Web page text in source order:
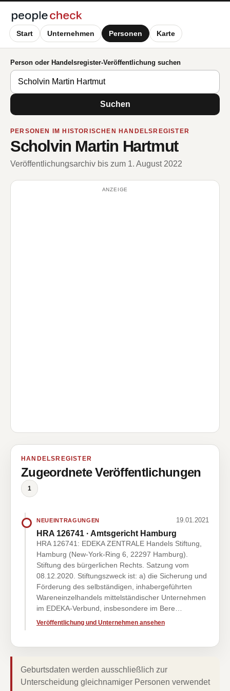
Start Unternehmen Personen Karte
Person oder Handelsregister-Veröffentlichung suchen
Suchen
PERSONEN IM HISTORISCHEN HANDELSREGISTER
Scholvin Martin Hartmut
Veröffentlichungsarchiv bis zum 1. August 2022
ANZEIGE
HANDELSREGISTER
Zugeordnete Veröffentlichungen
1
NEUEINTRAGUNGEN 19.01.2021
HRA 126741 · Amtsgericht Hamburg
HRA 126741: EDEKA ZENTRALE Handels Stiftung,
Hamburg (New-York-Ring 6, 22297 Hamburg).
Stiftung des bürgerlichen Rechts. Satzung vom
08.12.2020. Stiftungszweck ist: a) die Sicherung und
Förderung des selbständigen, inhabergeführten
Wareneinzelhandels mittelständischer Unternehmen
im EDEKA-Verbund, insbesondere im Bere…
Veröffentlichung und Unternehmen ansehen
Geburtsdaten werden ausschließlich zur
Unterscheidung gleichnamiger Personen verwendet